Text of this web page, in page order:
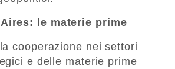
le materie prime
cooperazione nei settori
e delle materie prime